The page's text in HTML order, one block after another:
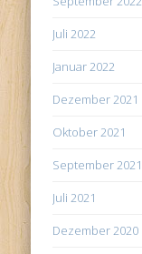
Juli 2022
Januar 2022
Dezember 2021
Oktober 2021
September 2021
Juli 2021
Dezember 2020